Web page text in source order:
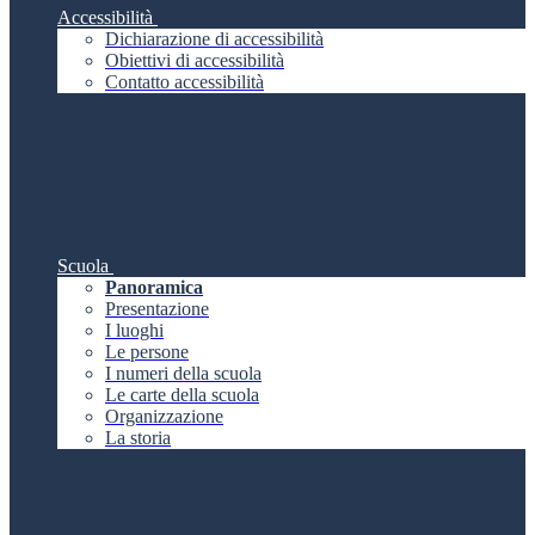
Accessibilità
Dichiarazione di accessibilità
Obiettivi di accessibilità
Contatto accessibilità
Scuola
Panoramica
Presentazione
I luoghi
Le persone
I numeri della scuola
Le carte della scuola
Organizzazione
La storia